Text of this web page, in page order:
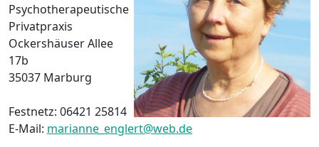
Psychotherapeutische
Privatpraxis
Ockershäuser Allee
17b
35037 Marburg
Festnetz: 06421 25814
E-Mail: marianne_englert@web.de